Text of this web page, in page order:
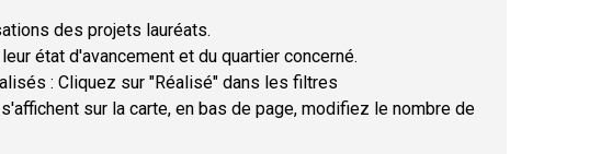
des projets lauréats.
état d'avancement et du quartier concerné.
: Cliquez sur "Réalisé" dans les filtres
sur la carte, en bas de page, modifiez le nombre de